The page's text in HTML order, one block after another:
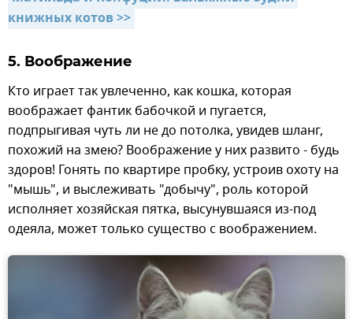
книжных котов >>
5. Воображение
Кто играет так увлеченно, как кошка, которая
воображает фантик бабочкой и пугается,
подпрыгивая чуть ли не до потолка, увидев шланг,
похожий на змею? Воображение у них развито - будь
здоров! Гонять по квартире пробку, устроив охоту на
"мышь", и выслеживать "добычу", роль которой
исполняет хозяйская пятка, высунувшаяся из-под
одеяла, может только существо с воображением.